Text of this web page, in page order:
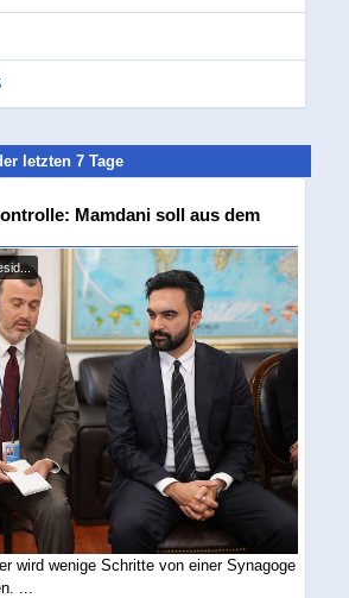
letzten 7 Tage
Mamdani soll aus dem
wird wenige Schritte von einer Synagoge
...